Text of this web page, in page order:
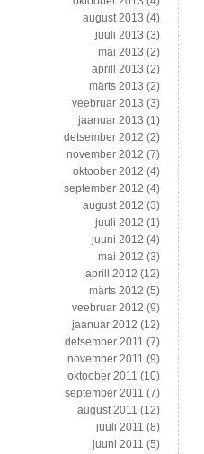
august 2013 (4)
juuli 2013 (3)
mai 2013 (2)
aprill 2013 (2)
märts 2013 (2)
veebruar 2013 (3)
jaanuar 2013 (1)
detsember 2012 (2)
november 2012 (7)
oktoober 2012 (4)
september 2012 (4)
august 2012 (3)
juuli 2012 (1)
juuni 2012 (4)
mai 2012 (3)
aprill 2012 (12)
märts 2012 (5)
veebruar 2012 (9)
jaanuar 2012 (12)
detsember 2011 (7)
november 2011 (9)
oktoober 2011 (10)
september 2011 (7)
august 2011 (12)
juuli 2011 (8)
juuni 2011 (5)